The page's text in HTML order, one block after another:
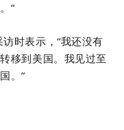
”
访时表示，“我还没有
移到美国。我见过至
。”